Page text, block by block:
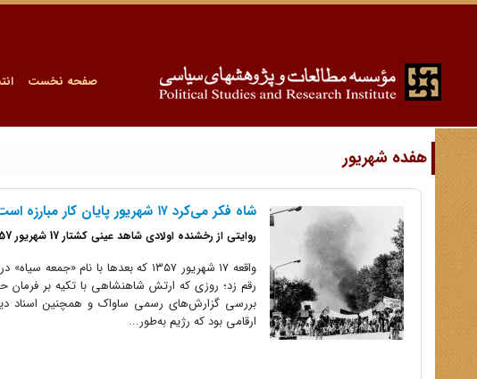
صفحه نخست
هفده شهریور
شاه فکر می‌کرد ۱۷ شهریور پایان کار مبارزه است
روایتی از رخشنده اولادی شاهد عینی کشتار 17 شهریور 1357
واقعه ۱۷ شهریور ۱۳۵۷ که بعدها با
رقم زد؛ روزی که ارتش شاهنشاهی با تکیه بر
بررسی گزارش‌های رسمی ساواک و همچنین اسناد
ارقامی بود که رژیم به‌طور...